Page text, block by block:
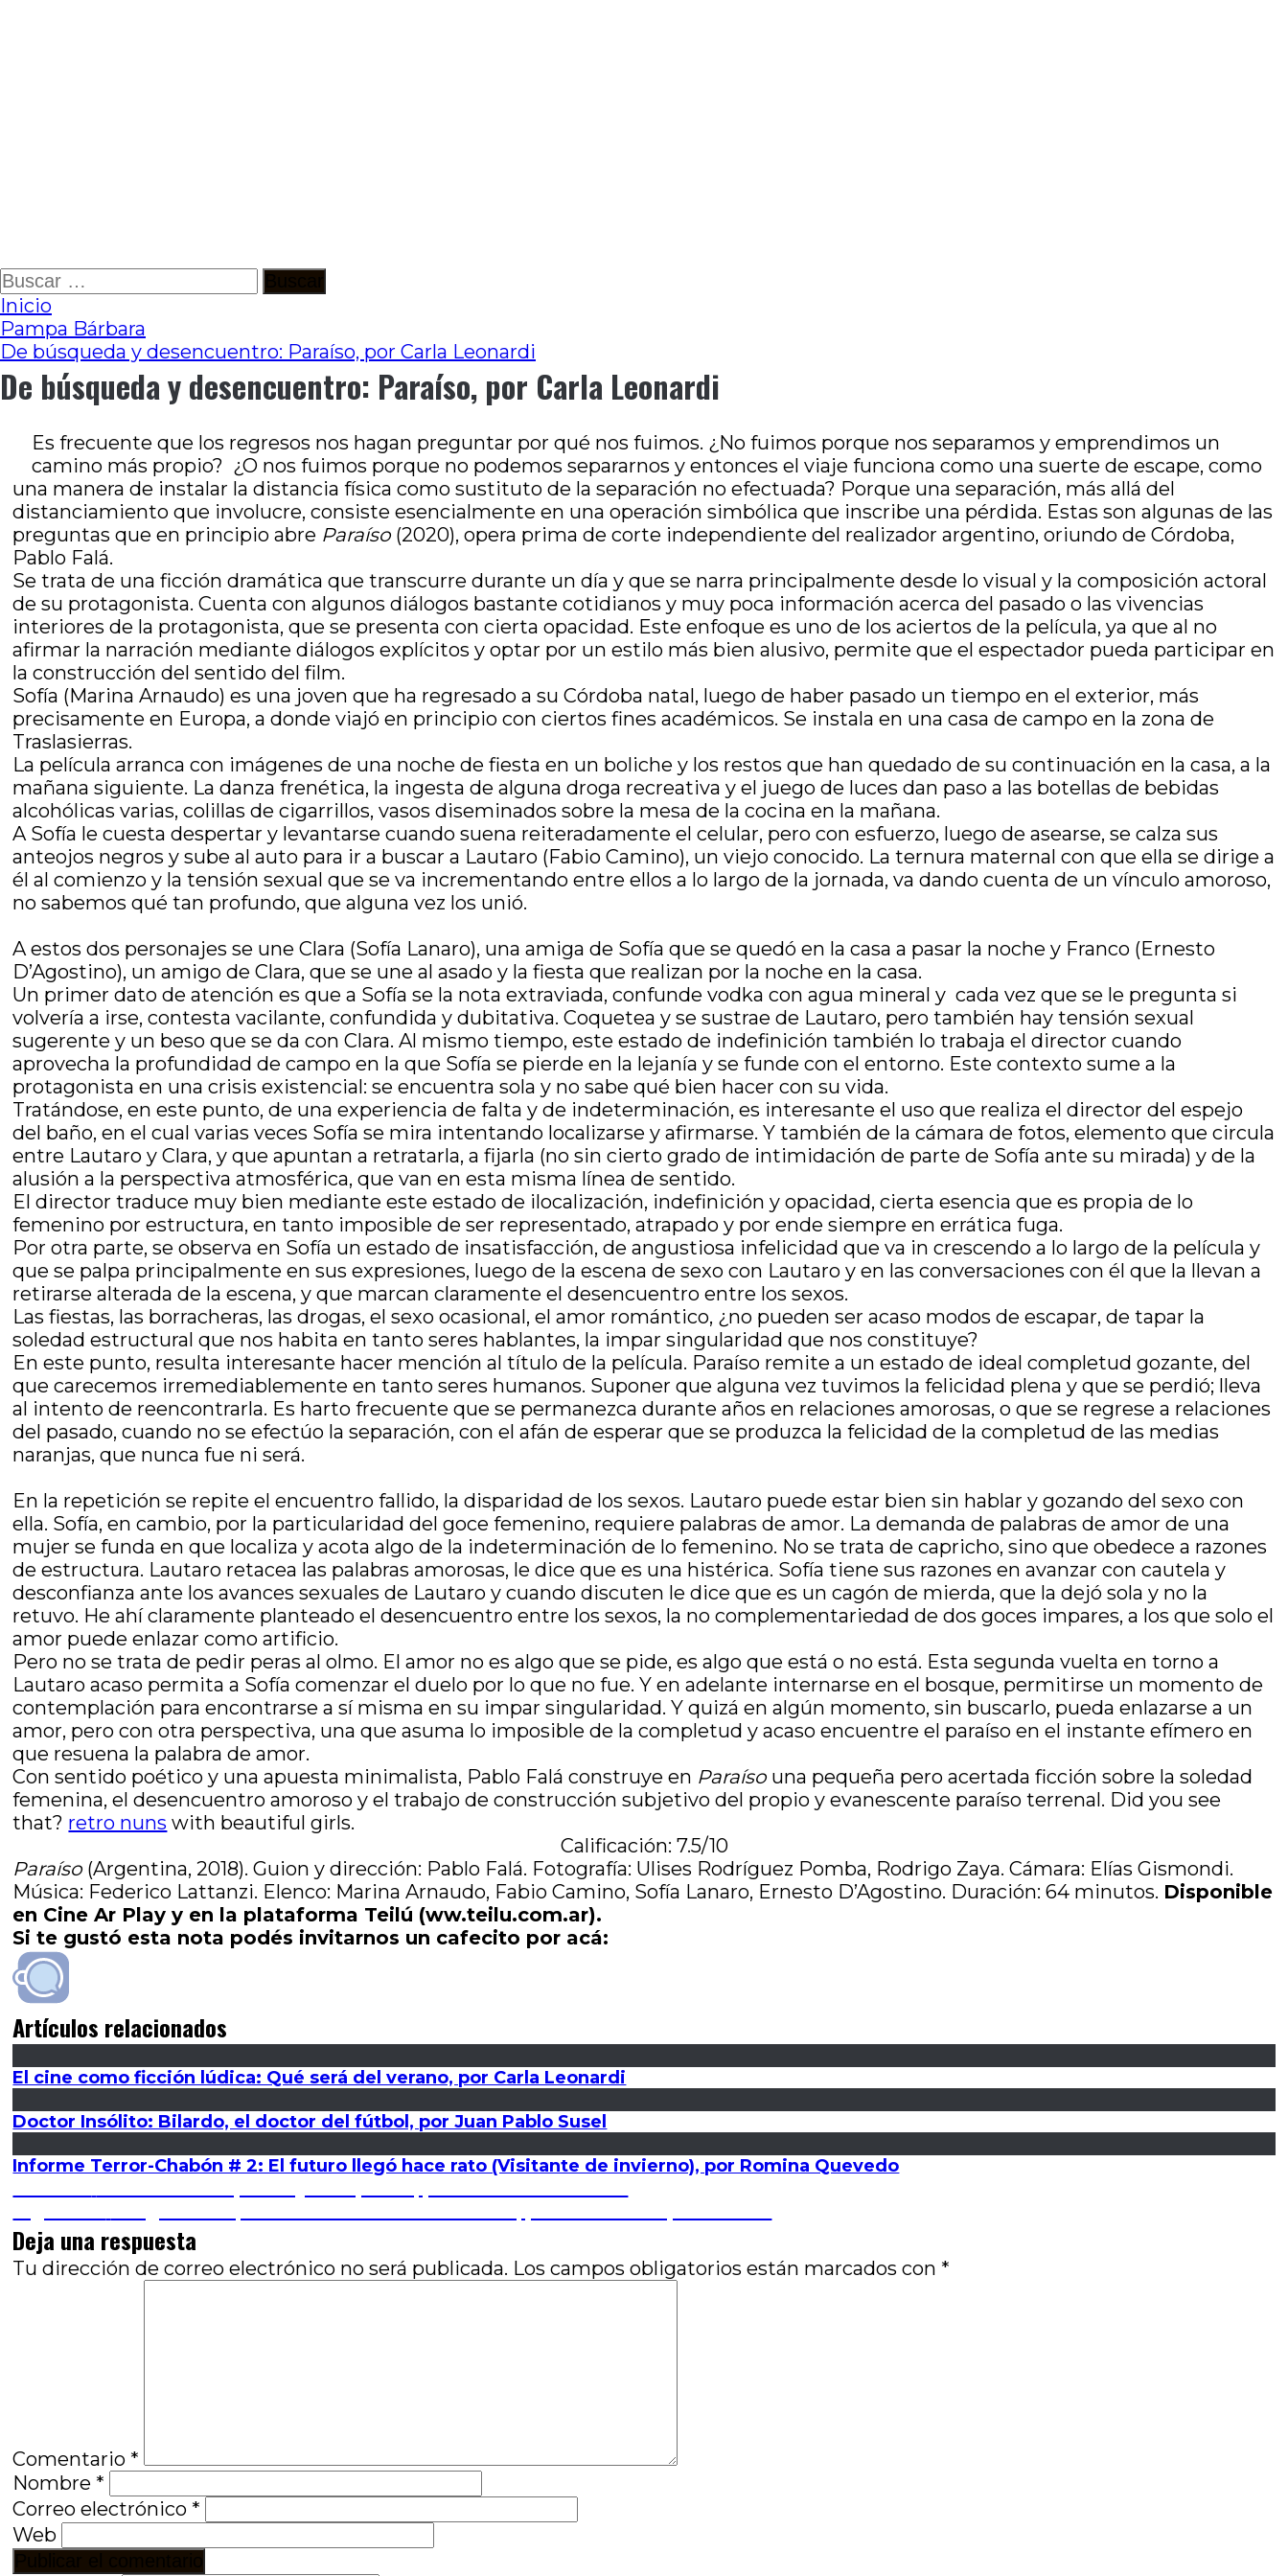
Ir
al
contenido
Buscar:
Inicio
Pampa Bárbara
De búsqueda y desencuentro: Paraíso, por Carla Leonardi
De búsqueda y desencuentro: Paraíso, por Carla Leonardi
Es frecuente que los regresos nos hagan preguntar por qué nos fuimos. ¿No fuimos porque nos separamos y emprendimos un
camino más propio? ¿O nos fuimos porque no podemos separarnos y entonces el viaje funciona como una suerte de escape, como
una manera de instalar la distancia física como sustituto de la separación no efectuada? Porque una separación, más allá del
distanciamiento que involucre, consiste esencialmente en una operación simbólica que inscribe una pérdida. Estas son algunas de las
preguntas que en principio abre Paraíso(2020), opera prima de corte independiente del realizador argentino, oriundo de Córdoba,
Pablo Falá.
Se trata de una ficción dramática que transcurre durante un día y que se narra principalmente desde lo visual y la composición actoral
de su protagonista. Cuenta con algunos diálogos bastante cotidianos y muy poca información acerca del pasado o las vivencias
interiores de la protagonista, que se presenta con cierta opacidad. Este enfoque es uno de los aciertos de la película, ya que al no
afirmar la narración mediante diálogos explícitos y optar por un estilo más bien alusivo, permite que el espectador pueda participar en
la construcción del sentido del film.
Sofía (Marina Arnaudo) es una joven que ha regresado a su Córdoba natal, luego de haber pasado un tiempo en el exterior, más
precisamente en Europa, a donde viajó en principio con ciertos fines académicos. Se instala en una casa de campo en la zona de
Traslasierras.
La película arranca con imágenes de una noche de fiesta en un boliche y los restos que han quedado de su continuación en la casa, a la
mañana siguiente. La danza frenética, la ingesta de alguna droga recreativa y el juego de luces dan paso a las botellas de bebidas
alcohólicas varias, colillas de cigarrillos, vasos diseminados sobre la mesa de la cocina en la mañana.
A Sofía le cuesta despertar y levantarse cuando suena reiteradamente el celular, pero con esfuerzo, luego de asearse, se calza sus
anteojos negros y sube al auto para ir a buscar a Lautaro (Fabio Camino), un viejo conocido. La ternura maternal con que ella se dirige a
él al comienzo y la tensión sexual que se va incrementando entre ellos a lo largo de la jornada, va dando cuenta de un vínculo amoroso,
no sabemos qué tan profundo, que alguna vez los unió.
A estos dos personajes se une Clara (Sofía Lanaro), una amiga de Sofía que se quedó en la casa a pasar la noche y Franco (Ernesto
D’Agostino), un amigo de Clara, que se une al asado y la fiesta que realizan por la noche en la casa.
Un primer dato de atención es que a Sofía se la nota extraviada, confunde vodka con agua mineral y cada vez que se le pregunta si
volvería a irse, contesta vacilante, confundida y dubitativa. Coquetea y se sustrae de Lautaro, pero también hay tensión sexual
sugerente y un beso que se da con Clara. Al mismo tiempo, este estado de indefinición también lo trabaja el director cuando
aprovecha la profundidad de campo en la que Sofía se pierde en la lejanía y se funde con el entorno. Este contexto sume a la
protagonista en una crisis existencial: se encuentra sola y no sabe qué bien hacer con su vida.
Tratándose, en este punto, de una experiencia de falta y de indeterminación, es interesante el uso que realiza el director del espejo
del baño, en el cual varias veces Sofía se mira intentando localizarse y afirmarse. Y también de la cámara de fotos, elemento que circula
entre Lautaro y Clara, y que apuntan a retratarla, a fijarla (no sin cierto grado de intimidación de parte de Sofía ante su mirada) y de la
alusión a la perspectiva atmosférica, que van en esta misma línea de sentido.
El director traduce muy bien mediante este estado de ilocalización, indefinición y opacidad, cierta esencia que es propia de lo
femenino por estructura, en tanto imposible de ser representado, atrapado y por ende siempre en errática fuga.
Por otra parte, se observa en Sofía un estado de insatisfacción, de angustiosa infelicidad que va in crescendo a lo largo de la película y
que se palpa principalmente en sus expresiones, luego de la escena de sexo con Lautaro y en las conversaciones con él que la llevan a
retirarse alterada de la escena, y que marcan claramente el desencuentro entre los sexos.
Las fiestas, las borracheras, las drogas, el sexo ocasional, el amor romántico, ¿no pueden ser acaso modos de escapar, de tapar la
soledad estructural que nos habita en tanto seres hablantes, la impar singularidad que nos constituye?
En este punto, resulta interesante hacer mención al título de la película. Paraíso remite a un estado de ideal completud gozante, del
que carecemos irremediablemente en tanto seres humanos. Suponer que alguna vez tuvimos la felicidad plena y que se perdió; lleva
al intento de reencontrarla. Es harto frecuente que se permanezca durante años en relaciones amorosas, o que se regrese a relaciones
del pasado, cuando no se efectúo la separación, con el afán de esperar que se produzca la felicidad de la completud de las medias
naranjas, que nunca fue ni será.
En la repetición se repite el encuentro fallido, la disparidad de los sexos. Lautaro puede estar bien sin hablar y gozando del sexo con
ella. Sofía, en cambio, por la particularidad del goce femenino, requiere palabras de amor. La demanda de palabras de amor de una
mujer se funda en que localiza y acota algo de la indeterminación de lo femenino. No se trata de capricho, sino que obedece a razones
de estructura. Lautaro retacea las palabras amorosas, le dice que es una histérica. Sofía tiene sus razones en avanzar con cautela y
desconfianza ante los avances sexuales de Lautaro y cuando discuten le dice que es un cagón de mierda, que la dejó sola y no la
retuvo. He ahí claramente planteado el desencuentro entre los sexos, la no complementariedad de dos goces impares, a los que solo el
amor puede enlazar como artificio.
Pero no se trata de pedir peras al olmo. El amor no es algo que se pide, es algo que está o no está. Esta segunda vuelta en torno a
Lautaro acaso permita a Sofía comenzar el duelo por lo que no fue. Y en adelante internarse en el bosque, permitirse un momento de
contemplación para encontrarse a sí misma en su impar singularidad. Y quizá en algún momento, sin buscarlo, pueda enlazarse a un
amor, pero con otra perspectiva, una que asuma lo imposible de la completud y acaso encuentre el paraíso en el instante efímero en
que resuena la palabra de amor.
Con sentido poético y una apuesta minimalista, Pablo Falá construye en Paraísouna pequeña pero acertada ficción sobre la soledad
femenina, el desencuentro amoroso y el trabajo de construcción subjetivo del propio y evanescente paraíso terrenal. Did you see
that? retro nuns with beautiful girls.
Calificación: 7.5/10
Paraíso(Argentina, 2018). Guion y dirección: Pablo Falá. Fotografía: Ulises Rodríguez Pomba, Rodrigo Zaya. Cámara: Elías Gismondi.
Música: Federico Lattanzi. Elenco: Marina Arnaudo, Fabio Camino, Sofía Lanaro, Ernesto D’Agostino. Duración: 64 minutos. Disponible
en Cine Ar Play y en la plataforma Teilú (ww.teilu.com.ar).
Si te gustó esta nota podés invitarnos un cafecito por acá:
Artículos relacionados
El cine como ficción lúdica: Qué será del verano, por Carla Leonardi
Doctor Insólito: Bilardo, el doctor del fútbol, por Juan Pablo Susel
Informe Terror-Chabón # 2: El futuro llegó hace rato (Visitante de invierno), por Romina Quevedo
Navegación
de
entradas
siguiente:
Deja una respuesta
Tu dirección de correo electrónico no será publicada. Los campos obligatorios están marcados con *
Comentario *
Nombre *
Correo electrónico *
Web